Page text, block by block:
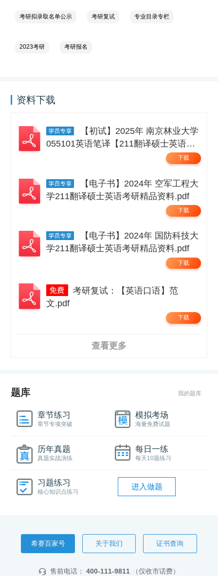
考研拟录取名单公示 考研复试 专业目录专栏
2023考研 考研报名
资料下载
055101英语笔译【211翻译硕士英语】
下载
学211翻译硕士英语考研精品资料.pdf
下载
学211翻译硕士英语考研精品资料.pdf
下载
考研复试：【英语口语】范
文.pdf
下载
查看更多
题库 我的题库
章节练习
章节专项突破
模拟考场
海量免费试题
历年真题
真题实战演练
每日一练
每天10题练习
习题练习
核心知识点练习
进入做题
希赛百家号 关于我们 证书查询
售前电话： 400-111-9811 （仅收市话费）